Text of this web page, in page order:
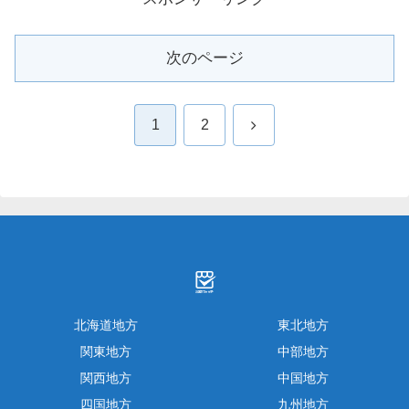
次のページ
1 2 次
北海道地方
東北地方
関東地方
中部地方
関西地方
中国地方
四国地方
九州地方